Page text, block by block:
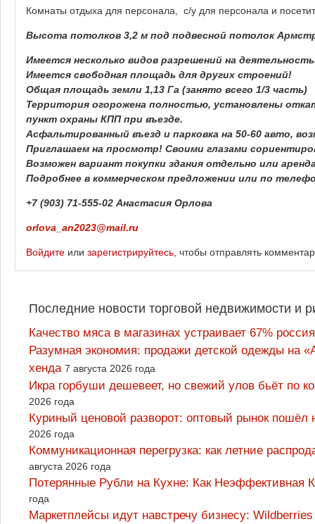
Комнаты отдыха для персонала, с/у для персонала и
Высота потолков 3,2 м под подвесной потолок
Имеется несколько видов разрешений на
Имеется свободная площадь для других строений!
Общая площадь земли 1,13 Га (занято всего 1/3 часть)
Территория огорожена полностью, установлены
пункт охраны КПП при въезде.
Асфальтированный въезд и парковка на 50-60 авто,
Приглашаем на просмотр! Своими глазами
Возможен вариант покупки здания отдельно или
Подробнее в коммерческом предложении или по
+7 (903) 71-555-02 Анастасия Орлова
orlova_an2023@mail.ru
Войдите или зарегистрируйтесь , чтобы отправлять
Последние новости торговой недвижимости и
Качество мяса в магазинах устраивает 67%
Разумная экономия: продажи детской одежды на
хенда 7 августа 2026 года
Икра горбуши дешевеет, но свежий улов бьёт по
2026 года
Куриный ценовой разворот: оптовый рынок
2026 года
Коммуникационная перегрузка: как летние
августа 2026 года
Потерянные Рубли на Кухне: Как
года
Маркетплейсы идут навстречу бизнесу: